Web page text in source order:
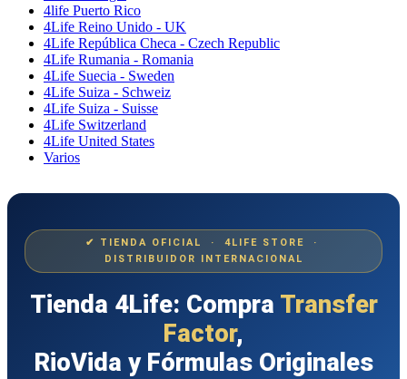
4life Puerto Rico
4Life Reino Unido - UK
4Life República Checa - Czech Republic
4Life Rumania - Romania
4Life Suecia - Sweden
4Life Suiza - Schweiz
4Life Suiza - Suisse
4Life Switzerland
4Life United States
Varios
✔ TIENDA OFICIAL · 4LIFE STORE ·
DISTRIBUIDOR INTERNACIONAL
Tienda 4Life: Compra Transfer
Factor,
RioVida y Fórmulas Originales